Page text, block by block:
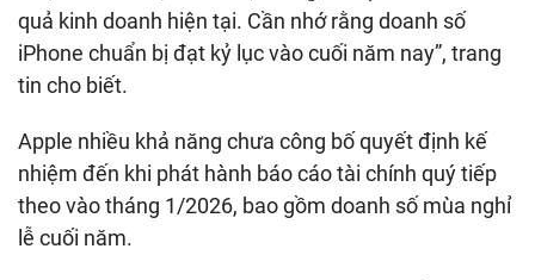
quả kinh doanh hiện tại. Cần nhớ rằng doanh số
iPhone chuẩn bị đạt kỷ lục vào cuối năm nay”, trang
tin cho biết.
Apple nhiều khả năng chưa công bố quyết định kế
nhiệm đến khi phát hành báo cáo tài chính quý tiếp
theo vào tháng 1/2026, bao gồm doanh số mùa nghỉ
lễ cuối năm.